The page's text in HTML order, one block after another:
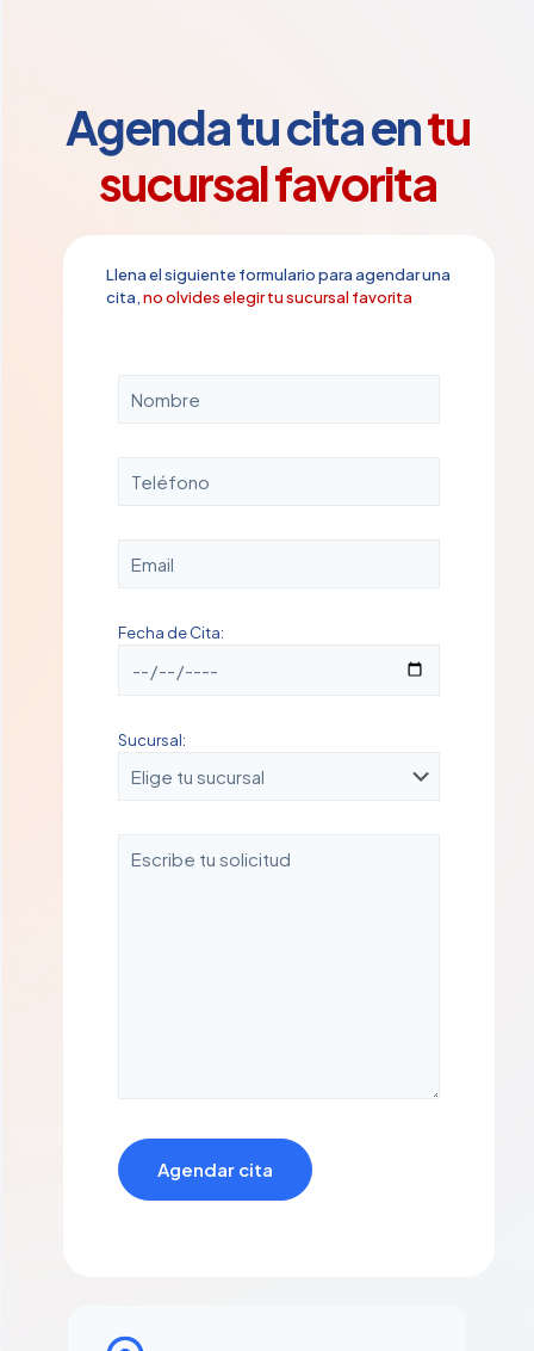
Agenda tu cita entu
sucursal favorita
Llena el siguiente formulario para agendar una
cita,no olvides elegir tu sucursal favorita
Fecha de Cita:
Sucursal: